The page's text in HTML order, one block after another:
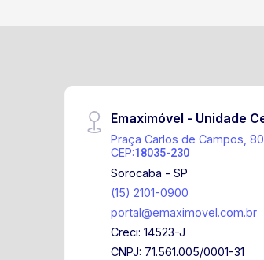
Emaximóvel - Unidade
Praça Carlos de Campos,
CEP:18035-230
Sorocaba - SP
(15) 2101-0900
portal@emaximovel.com.br
Creci: 14523-J
CNPJ: 71.561.005/0001-31